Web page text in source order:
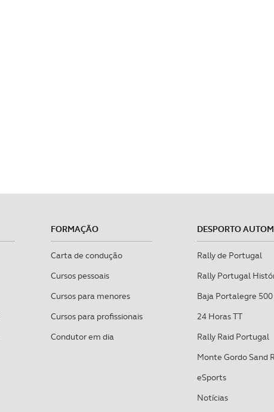
FORMAÇÃO
Carta de condução
Cursos pessoais
Cursos para menores
Cursos para profissionais
Condutor em dia
DESPORTO
Rally de Portugal
Rally Portugal
Baja Portalegre 500
24 Horas TT
Rally Raid Portugal
Monte Gordo Sand
eSports
Notícias